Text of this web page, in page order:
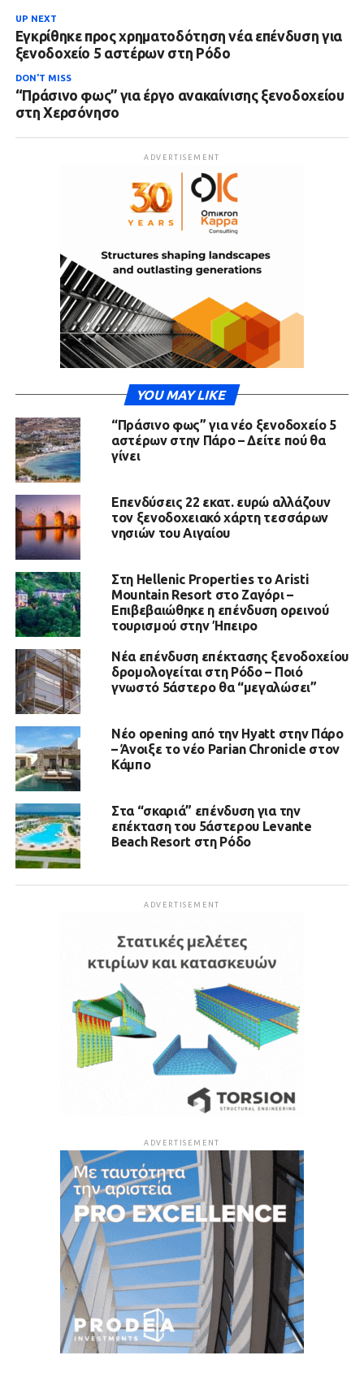
UP NEXT
Εγκρίθηκε προς χρηματοδότηση νέα επένδυση για
ξενοδοχείο 5 αστέρων στη Ρόδο
DON'T MISS
“Πράσινο φως” για έργο ανακαίνισης ξενοδοχείου
στη Χερσόνησο
ADVERTISEMENT
YOU MAY LIKE
“Πράσινο φως” για νέο ξενοδοχείο 5
αστέρων στην Πάρο – Δείτε πού θα
γίνει
Επενδύσεις 22 εκατ. ευρώ αλλάζουν
τον ξενοδοχειακό χάρτη τεσσάρων
νησιών του Αιγαίου
Στη Hellenic Properties το Aristi
Mountain Resort στο Ζαγόρι –
Επιβεβαιώθηκε η επένδυση ορεινού
τουρισμού στην Ήπειρο
Νέα επένδυση επέκτασης ξενοδοχείου
δρομολογείται στη Ρόδο – Ποιό
γνωστό 5άστερο θα “μεγαλώσει”
Νέο opening από την Hyatt στην Πάρο
– Άνοιξε το νέο Parian Chronicle στον
Κάμπο
Στα “σκαριά” επένδυση για την
επέκταση του 5άστερου Levante
Beach Resort στη Ρόδο
ADVERTISEMENT
ADVERTISEMENT